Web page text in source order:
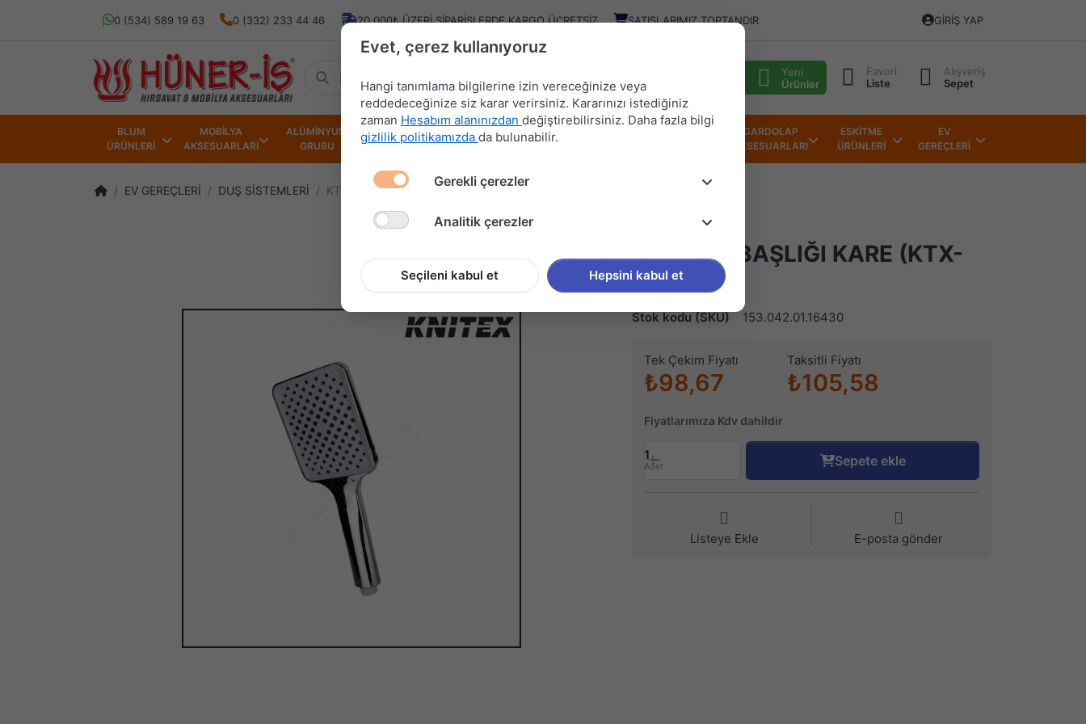
0 (534) 589 19 63 0 (332) 233 44 46 20.000₺ ÜZERI SIPARIŞLERDE KARGO ÜCRETSIZ SATIŞLARIMIZ TOPTANDIR GIRIŞ YAP
Yeni
Ürünler
Favori
Liste
Alışveriş
Sepet
BLUM
ÜRÜNLERİ
MOBİLYA
AKSESUARLARI
ALÜMİNYUM
GRUBU
HIRDAVAT
MALZEMELERİ
MUTFAK
AKSESUARLARI
GARDOLAP
AKSESUARLARI
ESKİTME
ÜRÜNLERİ
EV
GEREÇLERİ
EV GEREÇLERİ DUŞ SİSTEMLERİ KTX DUŞ BAŞLIĞI KARE (KTX-3272)
KTX DUŞ BAŞLIĞI KARE (KTX-
3272)
Stok kodu (SKU) 153.042.01.16430
Tek Çekim Fiyatı
₺98,67
Taksitli Fiyatı
₺105,58
Fiyatlarımıza Kdv dahildir
1
Adet Sepete ekle
Listeye Ekle E-posta gönder
Evet, çerez kullanıyoruz
Hangi tanımlama bilgilerine izin vereceğinize veya
reddedeceğinize siz karar verirsiniz. Kararınızı istediğiniz
zaman Hesabım alanınızdan değiştirebilirsiniz. Daha fazla bilgi
gizlilik politikamızda da bulunabilir.
Gerekli çerezler
Analitik çerezler
Seçileni kabul et Hepsini kabul et